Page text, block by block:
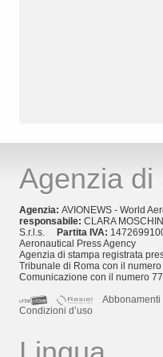
Agenzia di
Agenzia: AVIONEWS - World
responsabile: CLARA
S.r.l.s.
Partita IVA:
Aeronautical Press Agency
Agenzia di stampa registrata
Tribunale di Roma con il
Comunicazione con il numero
Abbonamenti
Condizioni d’uso